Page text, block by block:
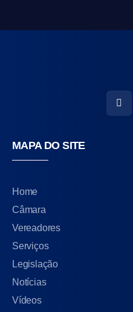
MAPA DO SITE
Home
Câmara
Vereadores
Serviços
Legislação
Notícias
Vídeos